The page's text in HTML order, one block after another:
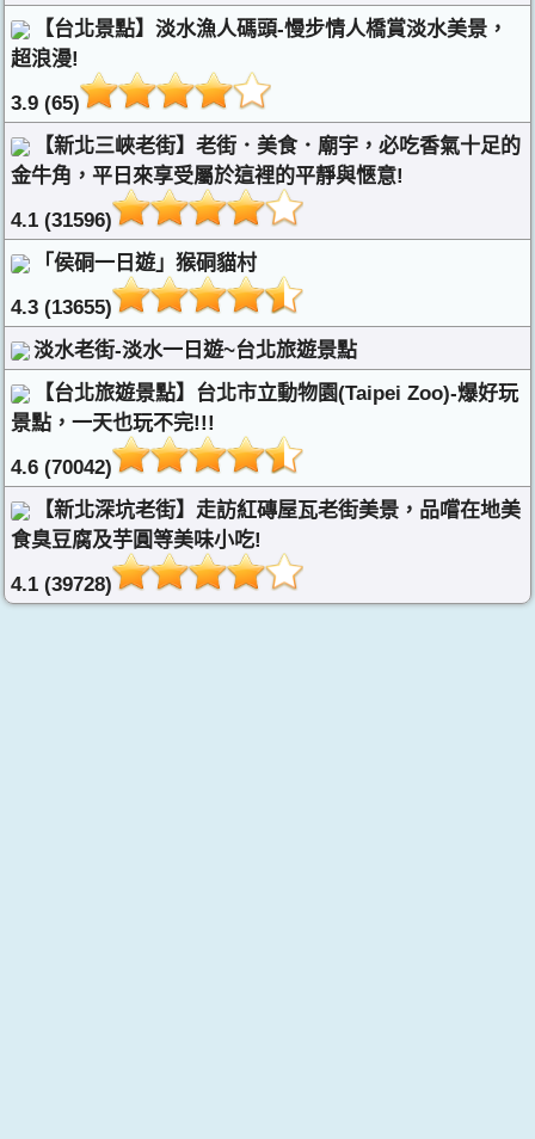
【台北景點】淡水漁人碼頭-慢步情人橋賞淡水美景，
超浪漫!
3.9 (65)
【新北三峽老街】老街．美食．廟宇，必吃香氣十足的
金牛角，平日來享受屬於這裡的平靜與愜意!
4.1 (31596)
「侯硐一日遊」猴硐貓村
4.3 (13655)
淡水老街-淡水一日遊~台北旅遊景點
【台北旅遊景點】台北市立動物園(Taipei Zoo)-爆好玩
景點，一天也玩不完!!!
4.6 (70042)
【新北深坑老街】走訪紅磚屋瓦老街美景，品嚐在地美
食臭豆腐及芋圓等美味小吃!
4.1 (39728)